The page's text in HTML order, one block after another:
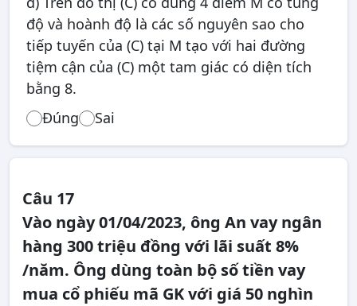
độ và hoành độ là các số nguyên sao cho
tiếp tuyến của (C) tại M tạo với hai đường
tiệm cận của (C) một tam giác có diện tích
bằng 8.
Đúng
Sai
Câu 17
Vào ngày 01/04/2023, ông An vay ngân
hàng 300 triệu đồng với lãi suất 8%
/năm. Ông dùng toàn bộ số tiền vay
mua cổ phiếu mã GK với giá 50 nghìn